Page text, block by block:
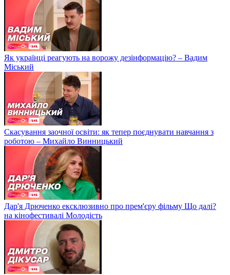
Як українці реагують на ворожу дезінформацію? – Вадим
Міський
Скасування заочної освіти: як тепер поєднувати навчання з
роботою – Михайло Винницький
Дар'я Дрюченко ексклюзивно про прем'єру фільму Що далі?
на кінофестивалі Молодість